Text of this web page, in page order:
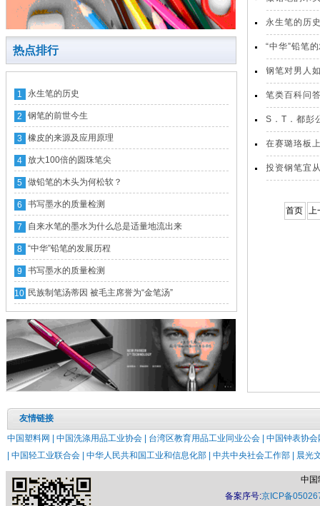
热点排行
1 永生笔的历史
2 钢笔的前世今生
3 橡皮的来源及应用原理
4 放大100倍的圆珠笔尖
5 做铅笔的木头为何松软？
6 书写墨水的质量检测
7 自来水笔的墨水为什么总是适量地流出来
8 “中华”铅笔的发展历程
9 书写墨水的质量检测
10 民族制笔汤蒂因 被毛主席誉为“金笔汤”
永生笔的历
“中华”铅笔
钢笔对男人
笔类百科问
S．T．都彭
司
在赛璐珞板
康提
投资钢笔宜
首页 上
友情链接
中国塑料网 |中国洗涤用品工业协会 | 台湾区教育用品工业同业公会 |中国钟表协
|中国轻工业联合会 |中华人民共和国工业和信息化部 |中共中央社会工作部 | 晨光
中
备案序号:京ICP备